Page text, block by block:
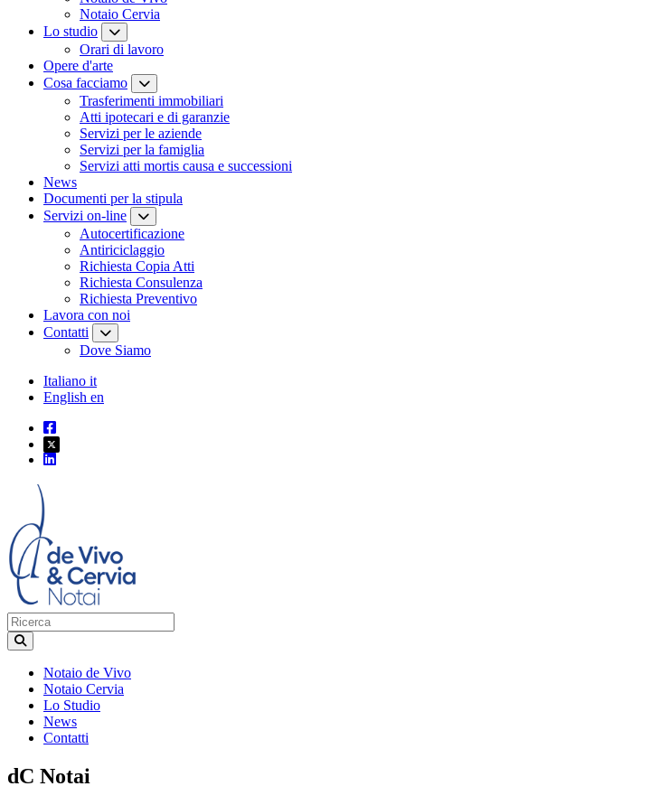
Notaio Cervia
Lo studio
Orari di lavoro
Opere d'arte
Cosa facciamo
Trasferimenti immobiliari
Atti ipotecari e di garanzie
Servizi per le aziende
Servizi per la famiglia
Servizi atti mortis causa e successioni
News
Documenti per la stipula
Servizi on-line
Autocertificazione
Antiriciclaggio
Richiesta Copia Atti
Richiesta Consulenza
Richiesta Preventivo
Lavora con noi
Contatti
Dove Siamo
Italiano it
English en
Notaio de Vivo
Notaio Cervia
Lo Studio
News
Contatti
dC Notai